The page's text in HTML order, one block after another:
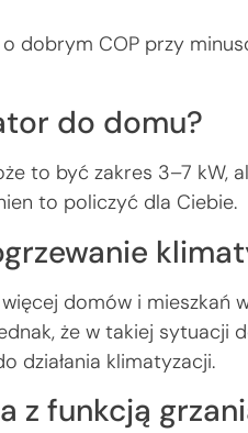
dobrym COP przy
do domu?
to być zakres 3–7 kW,
to policzyć dla Ciebie.
domów i mieszkań
że w takiej sytuacji
działania klimatyzacji.
z funkcją